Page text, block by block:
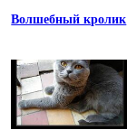
Волшебный кролик